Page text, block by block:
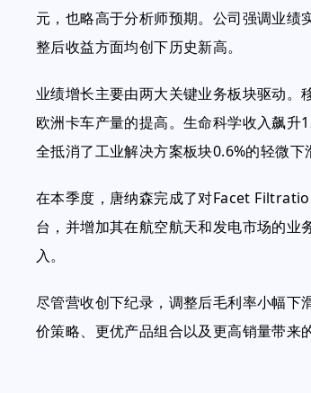
元，也略高于分析师预期。公司强调业绩
整后收益方面均创下历史新高。
业绩增长主要由两大关键业务板块驱动。
欧洲卡车产量的提高。生命科学收入飙
全抵消了工业解决方案板块0.6%的轻微下
在本季度，唐纳森完成了对Facet
台，并增加其在航空航天和发电市场的
入。
尽管营收创下纪录，调整后毛利率小幅下
价策略、更优产品组合以及更高销量带来